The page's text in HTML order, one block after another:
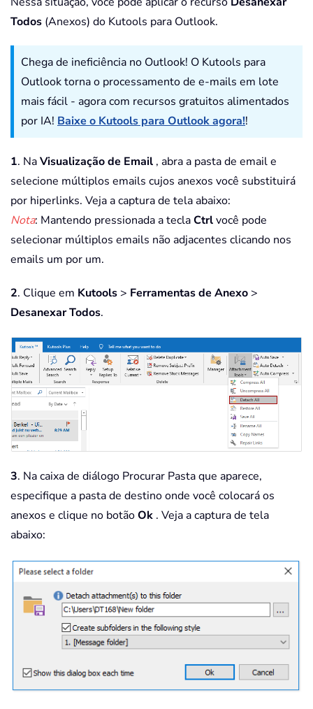
Todos (Anexos) do Kutools para Outlook.
Chega de ineficiência no Outlook! O Kutools para
Outlook torna o processamento de e-mails em lote
mais fácil - agora com recursos gratuitos alimentados
por IA! Baixe o Kutools para Outlook agora!!
1. NaVisualização de Email , abra a pasta de email e
selecione múltiplos emails cujos anexos você substituirá
por hiperlinks. Veja a captura de tela abaixo:
Nota: Mantendo pressionada a teclaCtrlvocê pode
selecionar múltiplos emails não adjacentes clicando nos
emails um por um.
2. Clique em Kutools > Ferramentas de Anexo >
Desanexar Todos.
3. Na caixa de diálogo Procurar Pasta que aparece,
especifique a pasta de destino onde você colocará os
anexos e clique no botãoOk . Veja a captura de tela
abaixo: